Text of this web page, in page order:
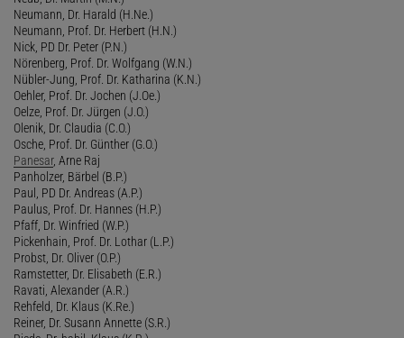
Neumann, Dr. Harald (H.Ne.)
Neumann, Prof. Dr. Herbert (H.N.)
Nick, PD Dr. Peter (P.N.)
Nörenberg, Prof. Dr. Wolfgang (W.N.)
Nübler-Jung, Prof. Dr. Katharina (K.N.)
Oehler, Prof. Dr. Jochen (J.Oe.)
Oelze, Prof. Dr. Jürgen (J.O.)
Olenik, Dr. Claudia (C.O.)
Osche, Prof. Dr. Günther (G.O.)
Panesar, Arne Raj
Panholzer, Bärbel (B.P.)
Paul, PD Dr. Andreas (A.P.)
Paulus, Prof. Dr. Hannes (H.P.)
Pfaff, Dr. Winfried (W.P.)
Pickenhain, Prof. Dr. Lothar (L.P.)
Probst, Dr. Oliver (O.P.)
Ramstetter, Dr. Elisabeth (E.R.)
Ravati, Alexander (A.R.)
Rehfeld, Dr. Klaus (K.Re.)
Reiner, Dr. Susann Annette (S.R.)